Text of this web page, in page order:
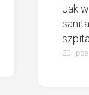
Jak
20